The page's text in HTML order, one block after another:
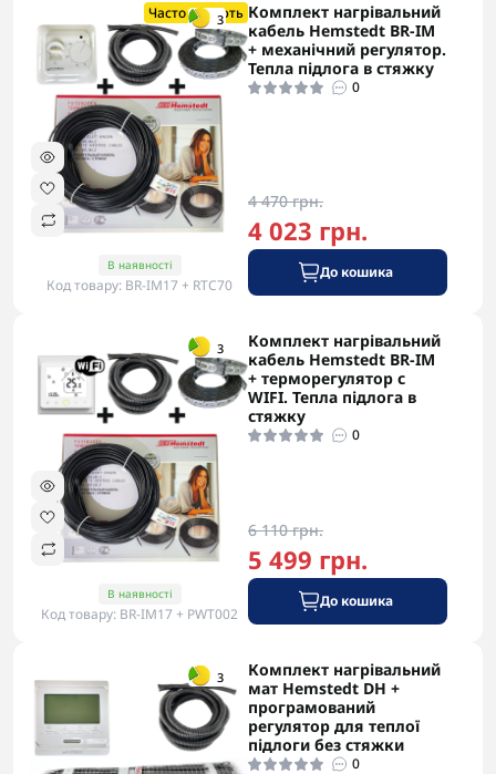
3
Часто купують
В наявності
Код товару: BR-IM17 + RTC70
Комплект нагрівальний
кабель Hemstedt BR-IM
+ механічний регулятор.
Тепла підлога в стяжку
0
4 470 грн.
4 023 грн.
До кошика
3
-5% в корзині
В наявності
Код товару: BR-IM17 + PWT002
Комплект нагрівальний
кабель Hemstedt BR-IM
+ терморегулятор с
WIFI. Тепла підлога в
стяжку
0
6 110 грн.
5 499 грн.
До кошика
3
-5% в корзині
Комплект нагрівальний
мат Hemstedt DH +
програмований
регулятор для теплої
підлоги без стяжки
0